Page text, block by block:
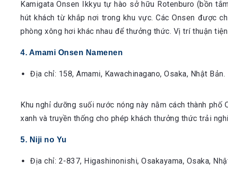
Kamigata Onsen Ikkyu tự hào sở hữu Rotenburo (bồn
hút khách từ khắp nơi trong khu vực. Các Onsen được
phòng xông hơi khác nhau để thưởng thức. Vị trí thuận
4. Amami Onsen Namenen
Địa chỉ: 158, Amami, Kawachinagano, Osaka, Nhật Bản.
Khu nghỉ dưỡng suối nước nóng này nằm cách thành
xanh và truyền thống cho phép khách thưởng thức trải
5. Niji no Yu
Địa chỉ: 2-837, Higashinonishi, Osakayama, Osaka,